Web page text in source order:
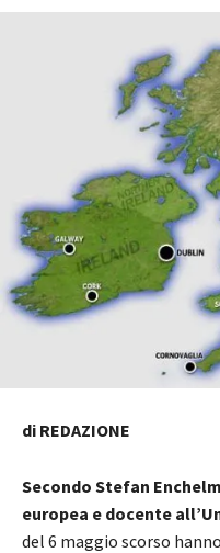
di REDAZIONE
Secondo Stefan
europea e docente
del 6 maggio scorso